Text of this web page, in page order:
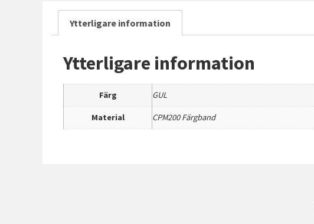
Ytterligare information
Ytterligare information
Färg GUL
Material CPM200 Färgband